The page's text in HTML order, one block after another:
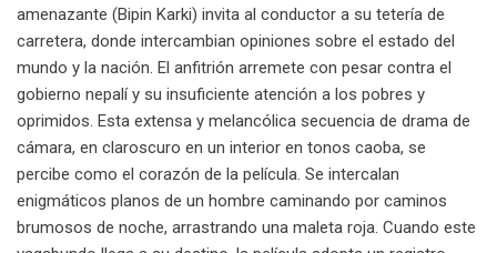
amenazante (Bipin Karki) invita al conductor a su tetería de
carretera, donde intercambian opiniones sobre el estado del
mundo y la nación. El anfitrión arremete con pesar contra el
gobierno nepalí y su insuficiente atención a los pobres y
oprimidos. Esta extensa y melancólica secuencia de drama de
cámara, en claroscuro en un interior en tonos caoba, se
percibe como el corazón de la película. Se intercalan
enigmáticos planos de un hombre caminando por caminos
brumosos de noche, arrastrando una maleta roja. Cuando este